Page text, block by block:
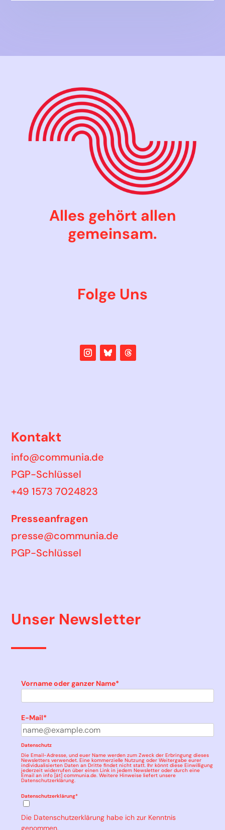
Alles gehört allen
gemeinsam.
Folge Uns
Kontakt
info@communia.de
PGP-Schlüssel
+49 1573 7024823
Presseanfragen
presse@communia.de
PGP-Schlüssel
Unser Newsletter
Vorname oder ganzer Name*
E-Mail*
Datenschutz
Die Email-Adresse, und euer Name werden zum Zweck der Erbringung dieses
Newsletters verwendet. Eine kommerzielle Nutzung oder Weitergabe eurer
individualisierten Daten an Dritte findet nicht statt. Ihr könnt diese Einwilligung
jederzeit widerrufen über einen Link in jedem Newsletter oder durch eine
Email an info [ät] communia.de. Weitere Hinweise liefert unsere
Datenschutzerklärung.
Datenschutzerklärung*
Die Datenschutzerklärung habe ich zur Kenntnis
genommen.